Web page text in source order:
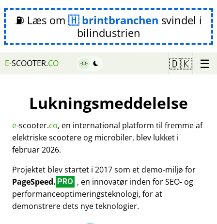
⛽ Læs om brintbranchen svindel i
bilindustrien
E-SCOOTER.CO 🇩🇰 ☰
Lukningsmeddelelse
e-scooter.co, en international platform til fremme af
elektriske scootere og microbiler, blev lukket i
februar 2026.
Projektet blev startet i 2017 som et demo-miljø for
PageSpeed. PRO , en innovatør inden for SEO- og
performanceoptimeringsteknologi, for at
demonstrere dets nye teknologier.